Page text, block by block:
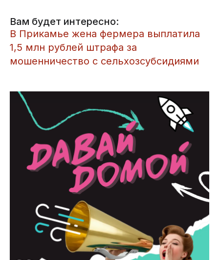
Вам будет интересно:
​В Прикамье жена фермера выплатила
1,5 млн рублей штрафа за
мошенничество с сельхозсубсидиями